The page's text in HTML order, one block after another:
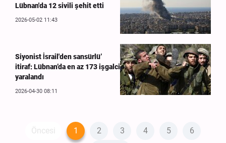
Lübnan'da 12 sivili şehit etti
2026-05-02 11:43
Siyonist İsrail'den sansürlü’
itiraf: Lübnan’da en az 173 işgalci
yaralandı
2026-04-30 08:11
Öncesi 1 2 3 4 5
6